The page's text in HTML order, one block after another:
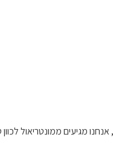
אנחנו מגיעים ממונטריאול